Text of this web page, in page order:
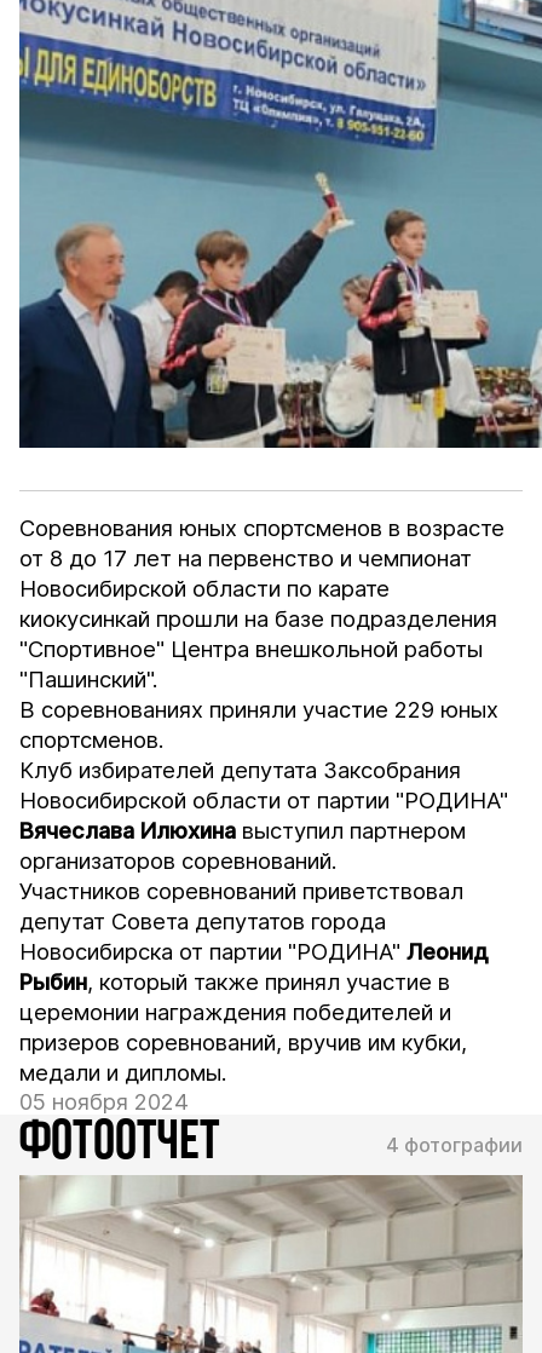
Соревнования юных спортсменов в возрасте
от 8 до 17 лет на первенство и чемпионат
Новосибирской области по карате
киокусинкай прошли на базе подразделения
"Спортивное" Центра внешкольной работы
"Пашинский".
В соревнованиях приняли участие 229 юных
спортсменов.
Клуб избирателей депутата Заксобрания
Новосибирской области от партии "РОДИНА"
Вячеслава Илюхина выступил партнером
организаторов соревнований.
Участников соревнований приветствовал
депутат Совета депутатов города
Новосибирска от партии "РОДИНА"Леонид
Рыбин, который также принял участие в
церемонии награждения победителей и
призеров соревнований, вручив им кубки,
медали и дипломы.
05 ноября 2024
ФОТООТЧЕТ 4 фотографии